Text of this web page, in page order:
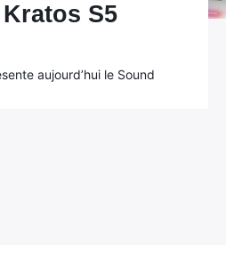
S5
aujourd’hui le Sound